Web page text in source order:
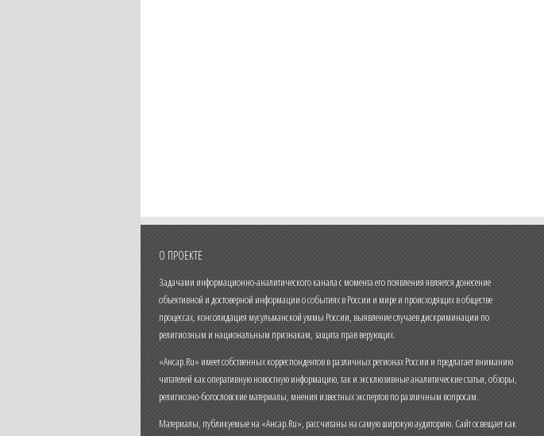
О ПРОЕКТЕ
Задачами информационно-аналитического канала с момента его появления является донесение
объективной и достоверной информации о событиях в России и мире и происходящих в обществе
процессах, консолидация мусульманской уммы России, выявление случаев дискриминации по
религиозным и национальным признакам, защита прав верующих.
«Ансар.Ru» имеет собственных корреспондентов в различных регионах России и предлагает вниманию
читателей как оперативную новостную информацию, так и эксклюзивные аналитические статьи, обзоры,
религиозно-богословские материалы, мнения известных экспертов по различным вопросам.
Материалы, публикуемые на «Ансар.Ru», рассчитаны на самую широкую аудиторию. Сайт освещает как